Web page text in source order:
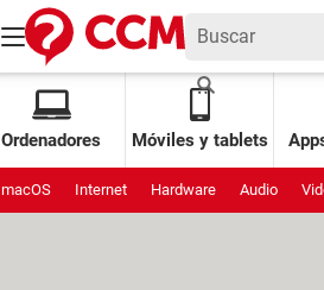
Ordenadores Móviles y tablets
macOS Internet Hardware Audio